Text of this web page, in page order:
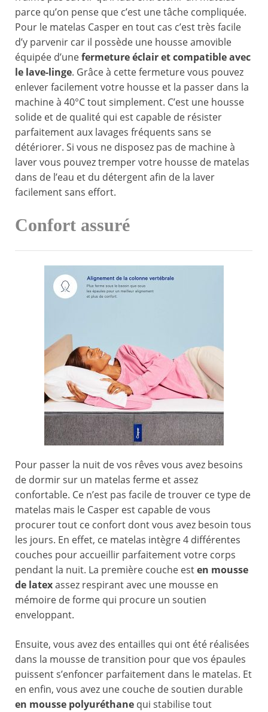
parce qu’on pense que c’est une tâche compliquée.
Pour le matelas Casper en tout cas c’est très facile
d’y parvenir car il possède une housse amovible
équipée d’unefermeture éclair et compatible avec
le lave-linge. Grâce à cette fermeture vous pouvez
enlever facilement votre housse et la passer dans la
machine à 40°C tout simplement. C’est une housse
solide et de qualité qui est capable de résister
parfaitement aux lavages fréquents sans se
détériorer. Si vous ne disposez pas de machine à
laver vous pouvez tremper votre housse de matelas
dans de l’eau et du détergent afin de la laver
facilement sans effort.
Confort assuré
Pour passer la nuit de vos rêves vous avez besoins
de dormir sur un matelas ferme et assez
confortable. Ce n’est pas facile de trouver ce type de
matelas mais le Casper est capable de vous
procurer tout ce confort dont vous avez besoin tous
les jours. En effet, ce matelas intègre 4 différentes
couches pour accueillir parfaitement votre corps
pendant la nuit. La première couche esten mousse
de latexassez respirant avec une mousse en
mémoire de forme qui procure un soutien
enveloppant.
Ensuite, vous avez des entailles qui ont été réalisées
dans la mousse de transition pour que vos épaules
puissent s’enfoncer parfaitement dans le matelas. Et
en enfin, vous avez une couche de soutien durable
en mousse polyuréthane qui stabilise tout